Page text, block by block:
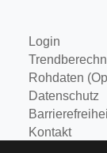
Login
Rohdaten
Datenschutz
Kontakt